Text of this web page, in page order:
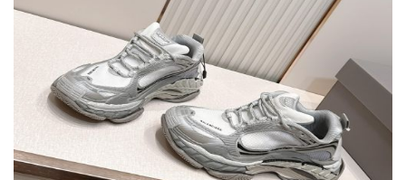
録
2026人気特集
バッグ
財布
時計
服
ズボン
衣装セット
靴
住まい用品
アクセサリー
ベルト
スカーフ
アイフォーンケ
ース
小物